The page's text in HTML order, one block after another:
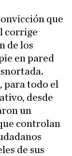
que
corrige
de los
en pared
para todo el
desde
un
controlan
de sus